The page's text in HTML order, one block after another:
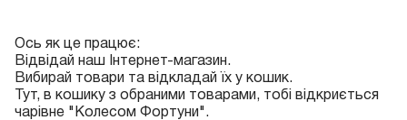
Ось як це працює:
Відвідай наш Інтернет-магазин.
Вибирай товари та відкладай їх у кошик.
Тут, в кошику з обраними товарами, тобі відкриється
чарівне "Колесом Фортуни".